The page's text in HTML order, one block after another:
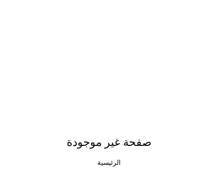
صفحة غير موجودة
الرئيسية